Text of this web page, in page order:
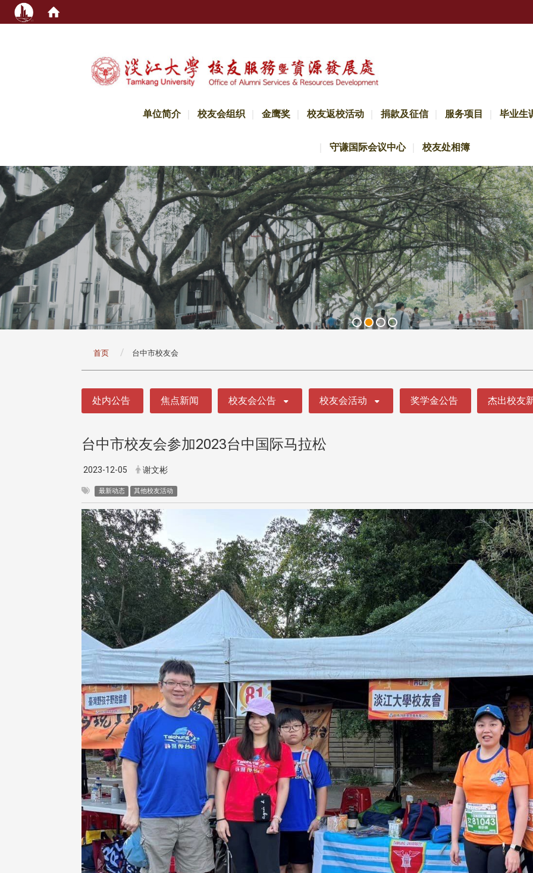
单位简介 校友会组织 金鹰奖 校友返校活动 捐款及征信 服务项目 毕业生
守谦国际会议中心 校友处相簿
首页 台中市校友会
处内公告 焦点新闻 校友会公告 校友会活动 奖学金公告 杰出校友
台中市校友会参加2023台中国际马拉松
2023-12-05 谢文彬
最新动态 其他校友活动